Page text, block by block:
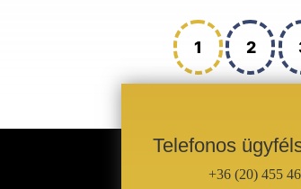
ARANY
mennyiség
1 2
Telefonos
+36 (20) 455